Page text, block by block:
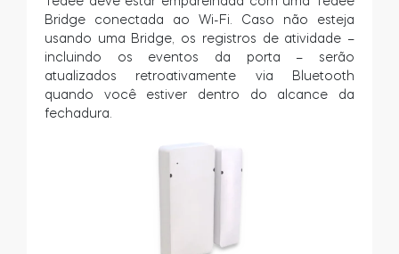
Bridge conectada ao Wi-Fi. Caso não esteja
usando uma Bridge, os registros de atividade –
incluindo os eventos da porta – serão
atualizados retroativamente via Bluetooth
quando você estiver dentro do alcance da
fechadura.